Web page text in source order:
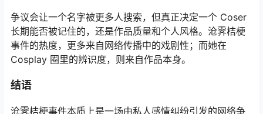
争议会让一个名字被更多人搜索，但真正决定一个 Coser
长期能否被记住的，还是作品质量和个人风格。沧霁桔梗
事件的热度，更多来自网络传播中的戏剧性；而她在
Cosplay 圈里的辨识度，则来自作品本身。
结语
沧霁桔梗事件本质上是一场由私人感情纠纷引发的网络争